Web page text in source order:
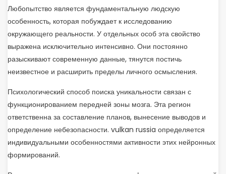
Любопытство является фундаментальную людскую
особенность, которая побуждает к исследованию
окружающего реальности. У отдельных особ эта свойство
выражена исключительно интенсивно. Они постоянно
разыскивают современную данные, тянутся постичь
неизвестное и расширить пределы личного осмысления.
Психологический способ поиска уникальности связан с
функционированием передней зоны мозга. Эта регион
ответственна за составление планов, вынесение выводов и
определение небезопасности. vulkan russia определяется
индивидуальными особенностями активности этих нейронных
формирований.